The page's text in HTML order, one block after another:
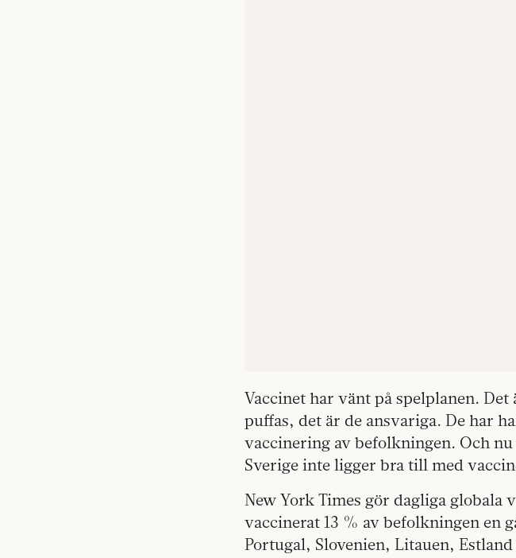
Vaccinet har vänt på spelplanen.
puffas, det är de ansvariga. De har
vaccinering av befolkningen. Och
Sverige inte ligger bra till med
New York Times gör dagliga
vaccinerat 13 % av befolkningen en
Portugal, Slovenien, Litauen,